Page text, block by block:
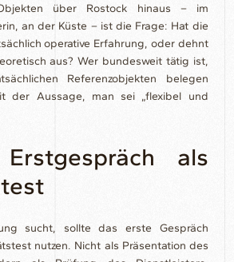
über Rostock hinaus – im
an der Küste – ist die Frage: Hat die
operative Erfahrung, oder dehnt
aus? Wer bundesweit tätig ist,
Referenzobjekten belegen
der Aussage, man sei „flexibel und
als
sucht, sollte das erste Gespräch
nutzen. Nicht als Präsentation des